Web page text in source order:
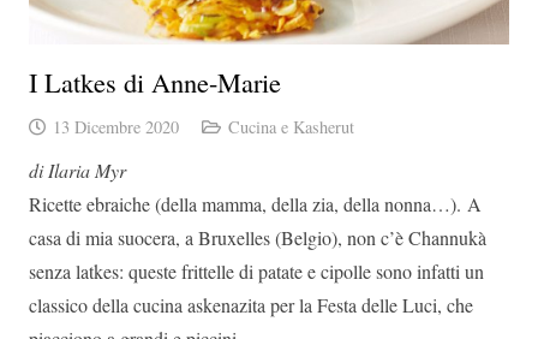
I Latkes di Anne-Marie
13 Dicembre 2020 Cucina e Kasherut
di Ilaria Myr
Ricette ebraiche (della mamma, della zia, della nonna…). A
casa di mia suocera, a Bruxelles (Belgio), non c’è Channukà
senza latkes: queste frittelle di patate e cipolle sono infatti un
classico della cucina askenazita per la Festa delle Luci, che